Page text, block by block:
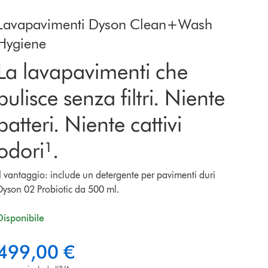
Dyson Clean+Wash
lavapavimenti che
senza filtri. Niente
Niente cattivi
vantaggio: include un detergente per pavimenti duri
02 Probiotic da 500 ml.
€